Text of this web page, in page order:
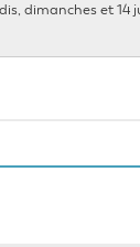
dimanches et 14